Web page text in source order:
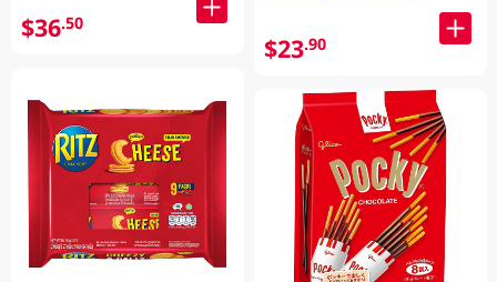
$36.50
$23.90